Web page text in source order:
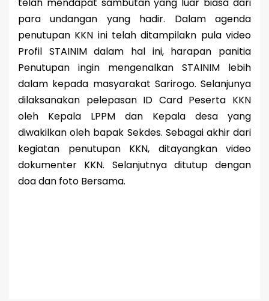
telah mendapat sambutan yang luar biasa dari
para undangan yang hadir. Dalam agenda
penutupan KKN ini telah ditampilakn pula video
Profil STAINIM dalam hal ini, harapan panitia
Penutupan ingin mengenalkan STAINIM lebih
dalam kepada masyarakat Sarirogo. Selanjunya
dilaksanakan pelepasan ID Card Peserta KKN
oleh Kepala LPPM dan Kepala desa yang
diwakilkan oleh bapak Sekdes. Sebagai akhir dari
kegiatan penutupan KKN, ditayangkan video
dokumenter KKN. Selanjutnya ditutup dengan
doa dan foto Bersama.